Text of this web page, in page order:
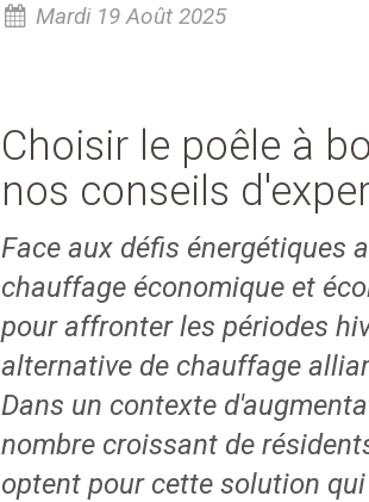
Mardi 19 Août 2025
Choisir le poêle à
nos conseils
Face aux défis énergétiques
chauffage économique et
pour affronter les périodes
alternative de chauffage
Dans un contexte
nombre croissant de
optent pour cette solution